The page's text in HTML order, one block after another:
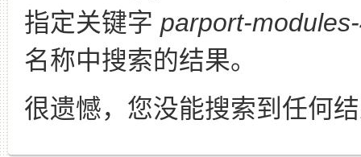
指定关键字 parport-
名称中搜索的结果。
很遗憾，您没能搜索到任何